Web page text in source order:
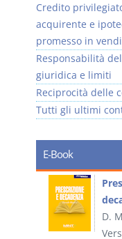
Credito
acquirente e
promesso in
Responsabilità
giuridica e limiti
Reciprocità delle
Tutti gli ultimi
E-Book
D.